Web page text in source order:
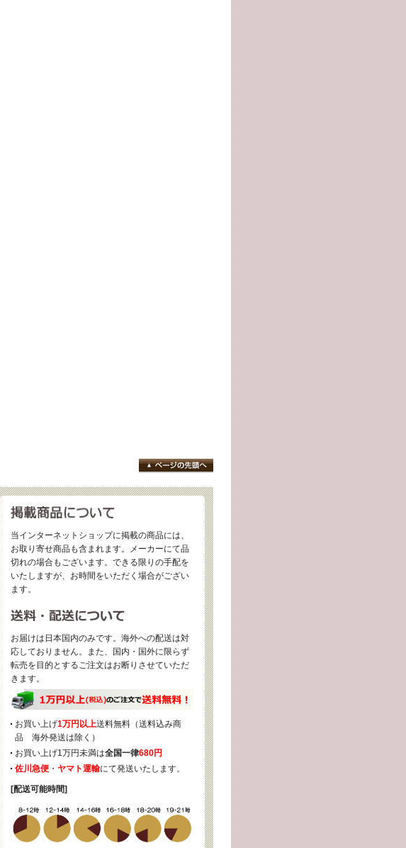
当インターネットショップに掲載の商品には、
お取り寄せ商品も含まれます。メーカーにて品
切れの場合もございます。できる限りの手配を
いたしますが、お時間をいただく場合がござい
ます。
お届けは日本国内のみです。海外への配送は対
応しておりません。また、国内・国外に限らず
転売を目的とするご注文はお断りさせていただ
きます。
お買い上げ1万円以上送料無料（送料込み商
品 海外発送は除く）
お買い上げ1万円未満は全国一律680円
佐川急便 ・ ヤマト運輸にて発送いたします。
[配送可能時間]